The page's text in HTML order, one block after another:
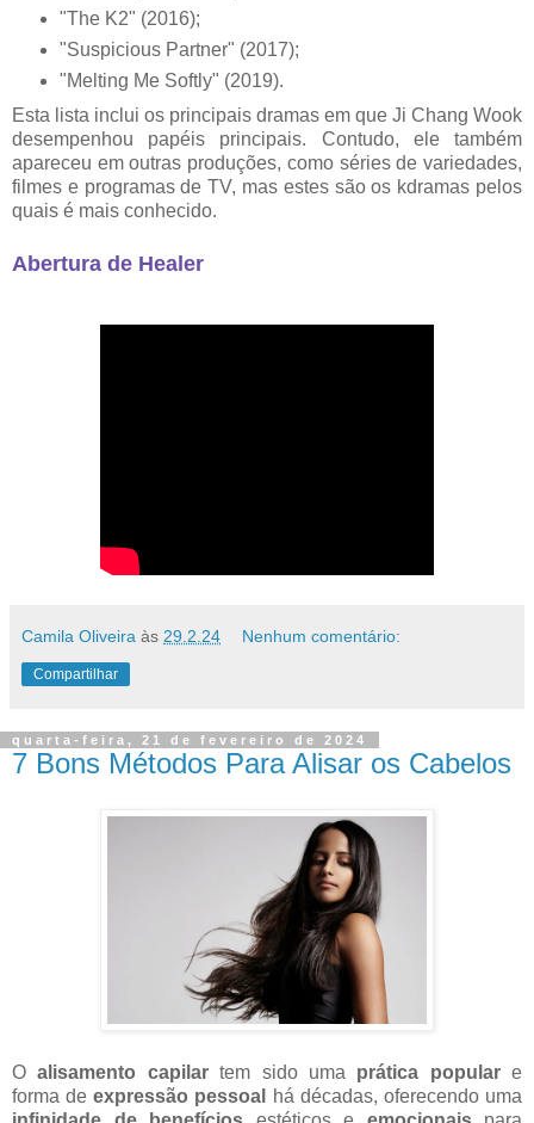
"The K2" (2016);
"Suspicious Partner" (2017);
"Melting Me Softly" (2019).
Esta lista inclui os principais dramas em que Ji Chang Wook
desempenhou papéis principais. Contudo, ele também
apareceu em outras produções, como séries de variedades,
filmes e programas de TV, mas estes são os kdramas pelos
quais é mais conhecido.
Abertura de Healer
Camila Oliveira às 29.2.24 Nenhum comentário:
Compartilhar
quarta-feira, 21 de fevereiro de 2024
7 Bons Métodos Para Alisar os Cabelos
Oalisamento capilartem sido uma prática populare
forma deexpressão pessoal
há décadas, oferecendo uma